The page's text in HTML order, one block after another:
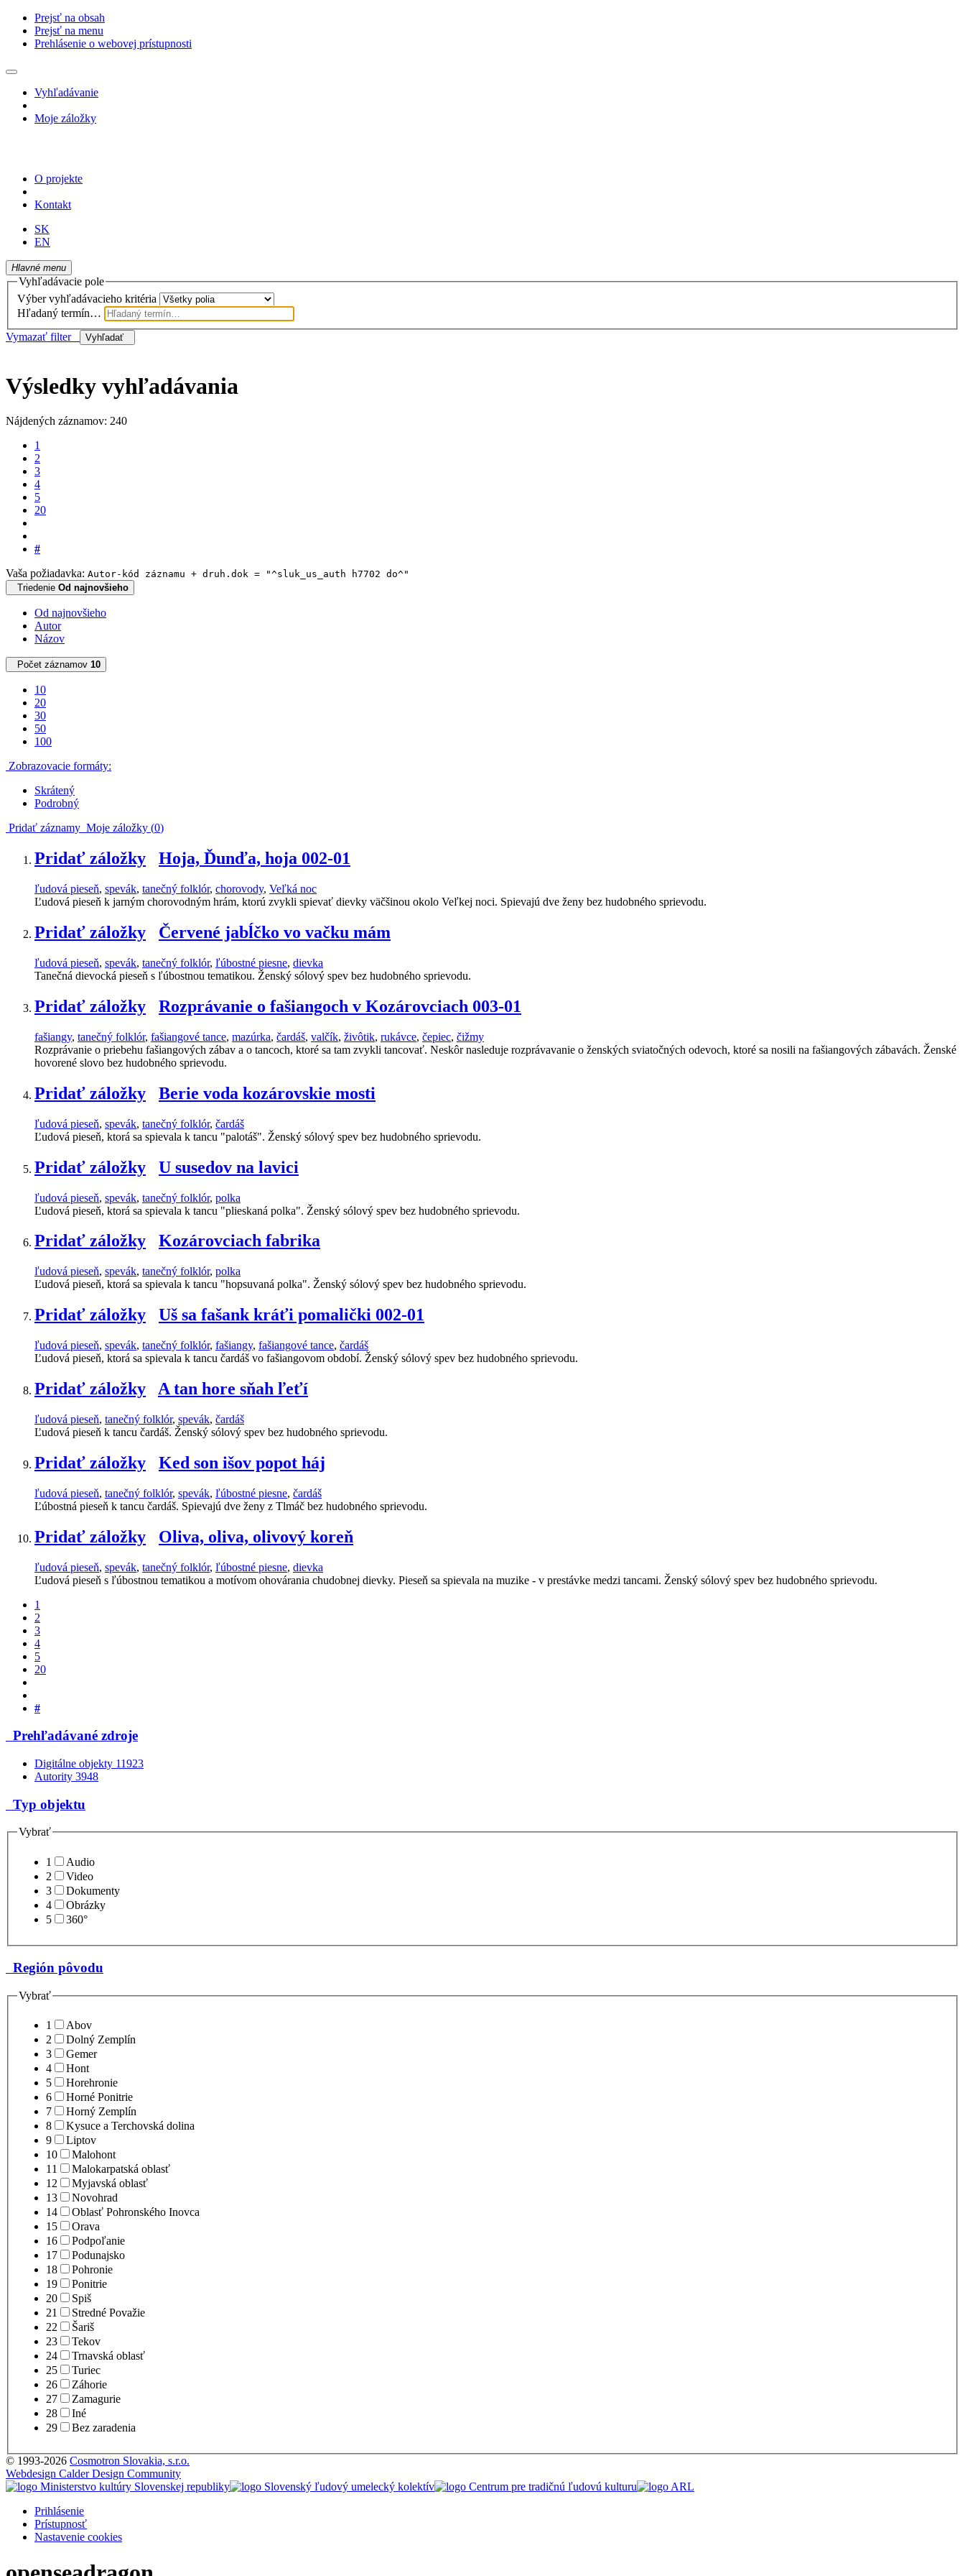
Prejsť na obsah
Prejsť na menu
Prehlásenie o webovej prístupnosti
Vyhľadávanie
Moje záložky
O projekte
Kontakt
SK
EN
Hlavné menu
Vyhľadávacie pole
Výber vyhľadávacieho kritéria
Hľadaný termín…
Vymazať filter
Vyhľadať
Výsledky vyhľadávania
Nájdených záznamov: 240
1
2
3
4
5
20
#
Vaša požiadavka: Autor-kód záznamu + druh.dok = "^sluk_us_auth h7702 do^"
Triedenie Od najnovšieho
Od najnovšieho
Autor
Názov
Počet záznamov 10
10
20
30
50
100
Zobrazovacie formáty:
Skrátený
Podrobný
Pridať záznamy Moje záložky (0)
Pridať záložky Hoja, Ďunďa, hoja 002-01
ľudová pieseň, spevák, tanečný folklór, chorovody, Veľká noc
Ľudová pieseň k jarným chorovodným hrám, ktorú zvykli spievať dievky väčšinou okolo Veľkej noci. Spievajú dve ženy bez hudobného sprievodu.
Pridať záložky Červené jabĺčko vo vačku mám
ľudová pieseň, spevák, tanečný folklór, ľúbostné piesne, dievka
Tanečná dievocká pieseň s ľúbostnou tematikou. Ženský sólový spev bez hudobného sprievodu.
Pridať záložky Rozprávanie o fašiangoch v Kozárovciach 003-01
fašiangy, tanečný folklór, fašiangové tance, mazúrka, čardáš, valčík, živôtik, rukávce, čepiec, čižmy
Rozprávanie o priebehu fašiangových zábav a o tancoch, ktoré sa tam zvykli tancovať. Neskôr nasleduje rozprávavanie o ženských sviatočných odevoch, ktoré sa nosili na fašiangových zábavách. Ženské
hovorené slovo bez hudobného sprievodu.
Pridať záložky Berie voda kozárovskie mosti
ľudová pieseň, spevák, tanečný folklór, čardáš
Ľudová pieseň, ktorá sa spievala k tancu "palotáš". Ženský sólový spev bez hudobného sprievodu.
Pridať záložky U susedov na lavici
ľudová pieseň, spevák, tanečný folklór, polka
Ľudová pieseň, ktorá sa spievala k tancu "plieskaná polka". Ženský sólový spev bez hudobného sprievodu.
Pridať záložky Kozárovciach fabrika
ľudová pieseň, spevák, tanečný folklór, polka
Ľudová pieseň, ktorá sa spievala k tancu "hopsuvaná polka". Ženský sólový spev bez hudobného sprievodu.
Pridať záložky Uš sa fašank kráťi pomalički 002-01
ľudová pieseň, spevák, tanečný folklór, fašiangy, fašiangové tance, čardáš
Ľudová pieseň, ktorá sa spievala k tancu čardáš vo fašiangovom období. Ženský sólový spev bez hudobného sprievodu.
Pridať záložky A tan hore sňah ľeťí
ľudová pieseň, tanečný folklór, spevák, čardáš
Ľudová pieseň k tancu čardáš. Ženský sólový spev bez hudobného sprievodu.
Pridať záložky Ked son išov popot háj
ľudová pieseň, tanečný folklór, spevák, ľúbostné piesne, čardáš
Ľúbostná pieseň k tancu čardáš. Spievajú dve ženy z Tlmáč bez hudobného sprievodu.
Pridať záložky Oliva, oliva, olivový koreň
ľudová pieseň, spevák, tanečný folklór, ľúbostné piesne, dievka
Ľudová pieseň s ľúbostnou tematikou a motívom ohovárania chudobnej dievky. Pieseň sa spievala na muzike - v prestávke medzi tancami. Ženský sólový spev bez hudobného sprievodu.
1
2
3
4
5
20
#
Prehľadávané zdroje
Digitálne objekty 11923
Autority 3948
Typ objektu
Vybrať
1
Audio
2
Video
3
Dokumenty
4
Obrázky
5
360°
Región pôvodu
Vybrať
1
Abov
2
Dolný Zemplín
3
Gemer
4
Hont
5
Horehronie
6
Horné Ponitrie
7
Horný Zemplín
8
Kysuce a Terchovská dolina
9
Liptov
10
Malohont
11
Malokarpatská oblasť
12
Myjavská oblasť
13
Novohrad
14
Oblasť Pohronského Inovca
15
Orava
16
Podpoľanie
17
Podunajsko
18
Pohronie
19
Ponitrie
20
Spiš
21
Stredné Považie
22
Šariš
23
Tekov
24
Trnavská oblasť
25
Turiec
26
Záhorie
27
Zamagurie
28
Iné
29
Bez zaradenia
© 1993-2026 Cosmotron Slovakia, s.r.o.
Webdesign Calder Design Community
Prihlásenie
Prístupnosť
Nastavenie cookies